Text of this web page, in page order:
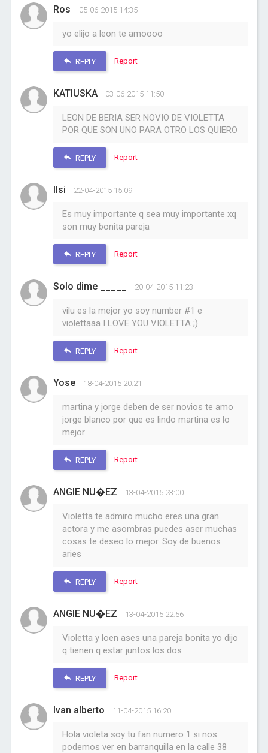
Ros 05-06-2015 14:35
yo elijo a leon te amoooo
REPLY Report
KATIUSKA 03-06-2015 11:50
LEON DE BERIA SER NOVIO DE VIOLETTA
POR QUE SON UNO PARA OTRO LOS QUIERO
REPLY Report
Ilsi 22-04-2015 15:09
Es muy importante q sea muy importante xq
son muy bonita pareja
REPLY Report
Solo dime _____ 20-04-2015 11:23
vilu es la mejor yo soy number #1 e
violettaaa I LOVE YOU VIOLETTA ;)
REPLY Report
Yose 18-04-2015 20:21
martina y jorge deben de ser novios te amo
jorge blanco por que es lindo martina es lo
mejor
REPLY Report
ANGIE NU�EZ 13-04-2015 23:00
Violetta te admiro mucho eres una gran
actora y me asombras puedes aser muchas
cosas te deseo lo mejor. Soy de buenos
aries
REPLY Report
ANGIE NU�EZ 13-04-2015 22:56
Violetta y loen ases una pareja bonita yo dijo
q tienen q estar juntos los dos
REPLY Report
Ivan alberto 11-04-2015 16:20
Hola violeta soy tu fan numero 1 si nos
podemos ver en barranquilla en la calle 38